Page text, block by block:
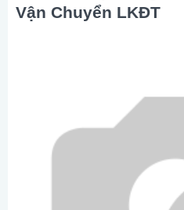
Vận Chuyển LKĐT